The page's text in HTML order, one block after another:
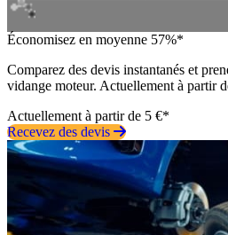
Économisez en moyenne 57%*
Comparez des devis instantanés et
vidange moteur. Actuellement à partir
Actuellement à partir de 5 €*
Recevez des devis